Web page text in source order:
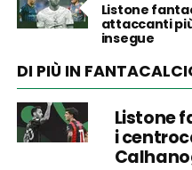
Listone
attaccanti
insegue
DI PIÙ IN
Listone
i